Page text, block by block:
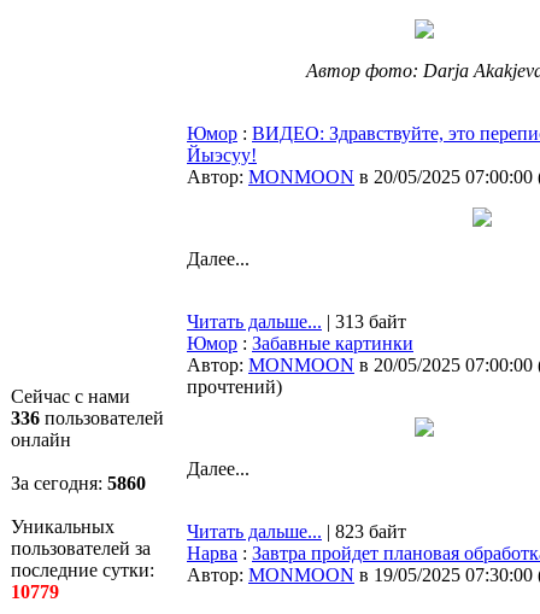
Сейчас с нами
336 пользователей
онлайн
За сегодня: 5860
Уникальных
пользователей за
последние сутки:
10779
Автор фото: Darja
Юмор : ВИДЕО: Здравствуйте, это
Йыэсуу!
Автор: MONMOON в 20/05/2025 07:00:00
Далее...
Читать дальше... | 313 байт
Юмор : Забавные картинки
Автор: MONMOON в 20/05/2025 07:00:00
прочтений)
Далее...
Читать дальше... | 823 байт
Нарва : Завтра пройдет плановая
Автор: MONMOON в 19/05/2025 07:30:00